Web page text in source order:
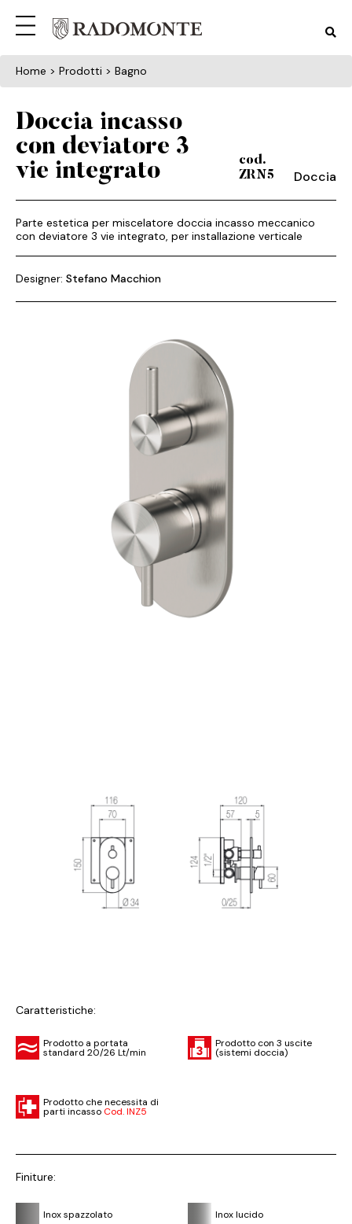
Home > Prodotti > Bagno
Doccia incasso
con deviatore 3
vie integrato
cod.
ZRN5
Doccia
Parte estetica per miscelatore doccia incasso meccanico
con deviatore 3 vie integrato, per installazione verticale
Designer: Stefano Macchion
Caratteristiche:
Prodotto a portata
standard 20/26 Lt/min
Prodotto con 3 uscite
(sistemi doccia)
Prodotto che necessita di
parti incasso Cod. INZ5
Finiture:
Inox spazzolato Inox lucido